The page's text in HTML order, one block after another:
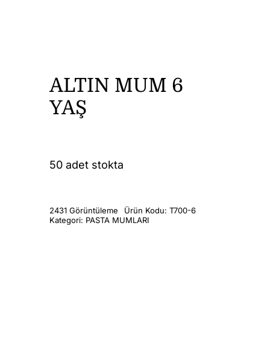
ALTIN MUM 6
YAŞ
50 adet stokta
2431 Görüntüleme Ürün Kodu:T700-6
Kategori: PASTA MUMLARI